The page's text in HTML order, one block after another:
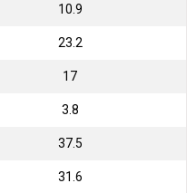
10.9
23.2
17
3.8
37.5
31.6